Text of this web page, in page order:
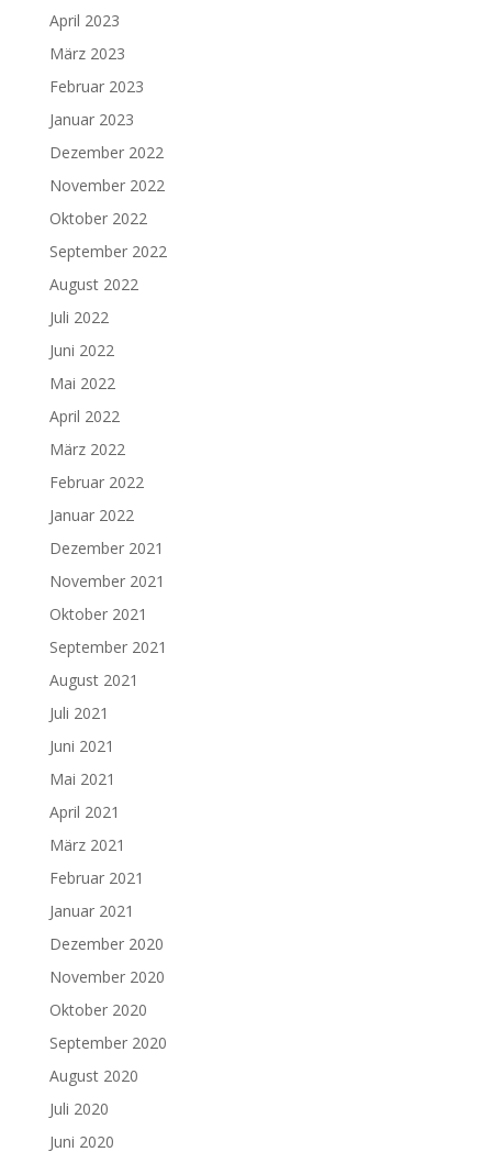
April 2023
März 2023
Februar 2023
Januar 2023
Dezember 2022
November 2022
Oktober 2022
September 2022
August 2022
Juli 2022
Juni 2022
Mai 2022
April 2022
März 2022
Februar 2022
Januar 2022
Dezember 2021
November 2021
Oktober 2021
September 2021
August 2021
Juli 2021
Juni 2021
Mai 2021
April 2021
März 2021
Februar 2021
Januar 2021
Dezember 2020
November 2020
Oktober 2020
September 2020
August 2020
Juli 2020
Juni 2020